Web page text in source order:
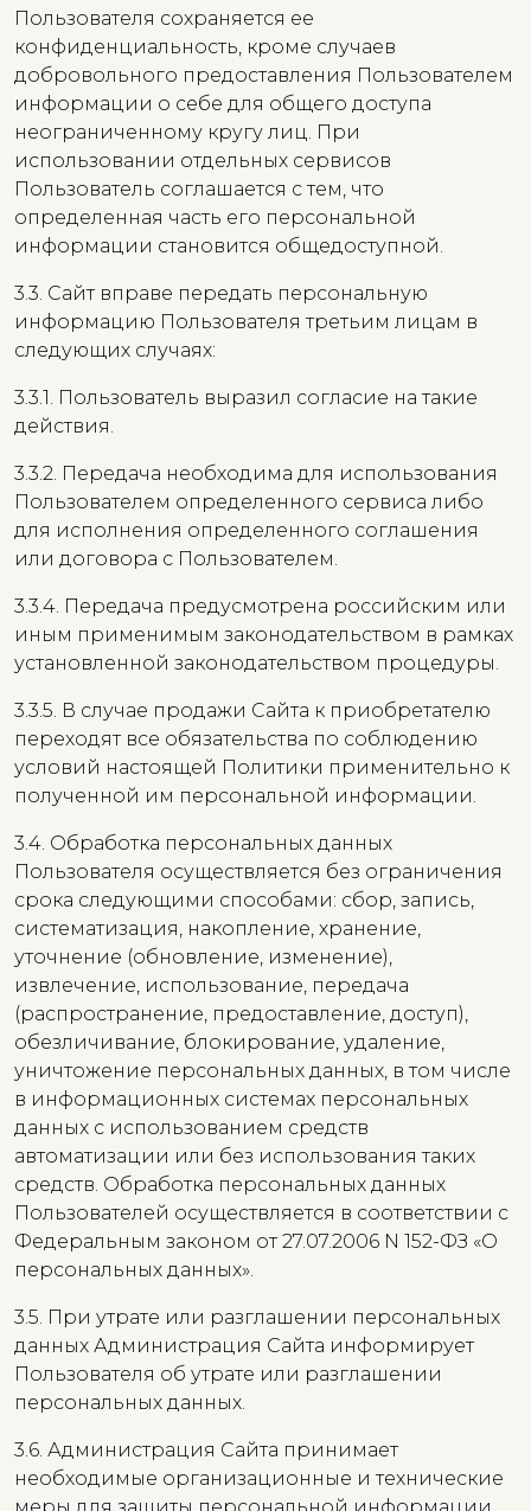
Пользователя сохраняется ее
конфиденциальность, кроме случаев
добровольного предоставления Пользователем
информации о себе для общего доступа
неограниченному кругу лиц. При
использовании отдельных сервисов
Пользователь соглашается с тем, что
определенная часть его персональной
информации становится общедоступной.
3.3. Сайт вправе передать персональную
информацию Пользователя третьим лицам в
следующих случаях:
3.3.1. Пользователь выразил согласие на такие
действия.
3.3.2. Передача необходима для использования
Пользователем определенного сервиса либо
для исполнения определенного соглашения
или договора с Пользователем.
3.3.4. Передача предусмотрена российским или
иным применимым законодательством в рамках
установленной законодательством процедуры.
3.3.5. В случае продажи Сайта к приобретателю
переходят все обязательства по соблюдению
условий настоящей Политики применительно к
полученной им персональной информации.
3.4. Обработка персональных данных
Пользователя осуществляется без ограничения
срока следующими способами: сбор, запись,
систематизация, накопление, хранение,
уточнение (обновление, изменение),
извлечение, использование, передача
(распространение, предоставление, доступ),
обезличивание, блокирование, удаление,
уничтожение персональных данных, в том числе
в информационных системах персональных
данных с использованием средств
автоматизации или без использования таких
средств. Обработка персональных данных
Пользователей осуществляется в соответствии с
Федеральным законом от 27.07.2006 N 152-ФЗ «О
персональных данных».
3.5. При утрате или разглашении персональных
данных Администрация Сайта информирует
Пользователя об утрате или разглашении
персональных данных.
3.6. Администрация Сайта принимает
необходимые организационные и технические
меры для защиты персональной информации